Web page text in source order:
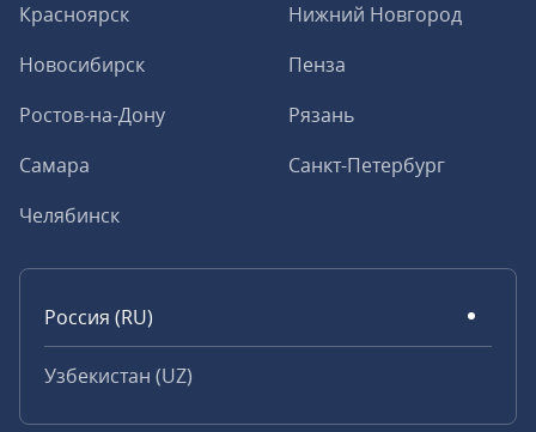
Красноярск
Нижний Новгород
Новосибирск
Пенза
Ростов-на-Дону
Рязань
Самара
Санкт-Петербург
Челябинск
Россия (RU)
Узбекистан (UZ)